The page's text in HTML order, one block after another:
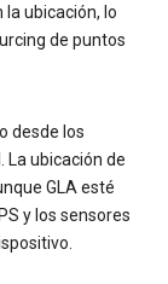
ubicación, lo
de puntos
desde los
La ubicación de
GLA esté
y los sensores